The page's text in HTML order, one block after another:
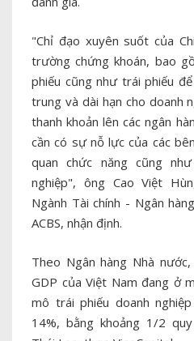
"Chỉ đạo xuyên suốt của
trường chứng khoán, bao
phiếu cũng như trái phiếu
trung và dài hạn cho doanh
thanh khoản lên các ngân
cần có sự nỗ lực của các
quan chức năng cũng
nghiệp", ông Cao Việt
Ngành Tài chính - Ngân
ACBS, nhận định.
Theo Ngân hàng Nhà
GDP của Việt Nam đang ở
mô trái phiếu doanh
14%, bằng khoảng 1/2